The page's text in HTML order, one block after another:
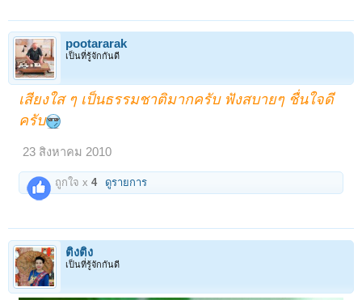
pootararak
เป็นที่รู้จักกันดี
เสียงใส ๆ เป็นธรรมชาติมากครับ ฟังสบายๆ ชื่นใจดี
ครับ
23 สิงหาคม 2010
ถูกใจ x4 ดูรายการ
ติงติง
เป็นที่รู้จักกันดี